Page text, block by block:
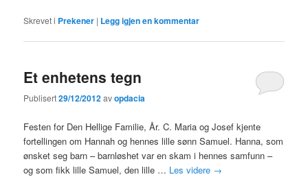
Skrevet i Prekener | Legg igjen en kommentar
Et enhetens tegn
Publisert29/12/2012avopdacia
Festen for Den Hellige Familie, År. C. Maria og Josef kjente
fortellingen om Hannah og hennes lille sønn Samuel. Hanna, som
ønsket seg barn – barnløshet var en skam i hennes samfunn –
og som fikk lille Samuel, den lille … Les videre →